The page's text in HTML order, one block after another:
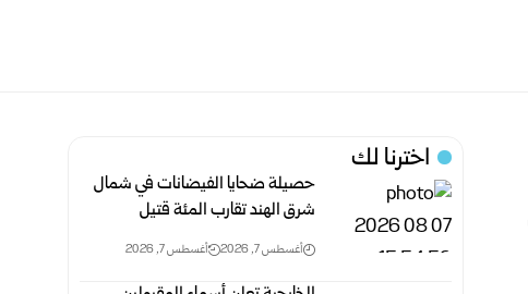
اخترنا لك
حصيلة ضحايا الفيضانات في شمال
شرق الهند تقارب المئة قتيل
أغسطس 7, 2026 أغسطس 7, 2026